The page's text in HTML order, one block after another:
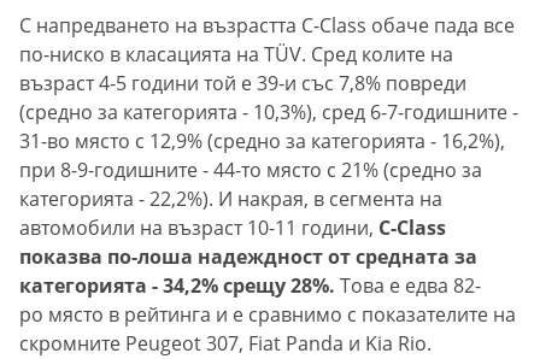
С напредването на възрастта C-Class обаче пада все
по-ниско в класацията на TÜV. Сред колите на
възраст 4-5 години той е 39-и със 7,8% повреди
(средно за категорията - 10,3%), сред 6-7-годишните -
31-во място с 12,9% (средно за категорията - 16,2%),
при 8-9-годишните - 44-то място с 21% (средно за
категорията - 22,2%). И накрая, в сегмента на
автомобили на възраст 10-11 години, C-Class
показва по-лоша надеждност от средната за
категорията - 34,2% срещу 28%. Това е едва 82-
ро място в рейтинга и е сравнимо с показателите на
скромните Peugeot 307, Fiat Panda и Kia Rio.